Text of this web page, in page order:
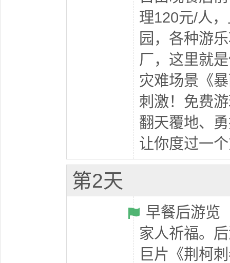
理120元/人
园，各种游
厂，这里就
灾难场景《
刺激！免费
翻天覆地、
让你度过一
第2天
早餐后游览
家人祈福。
巨片《荆柯